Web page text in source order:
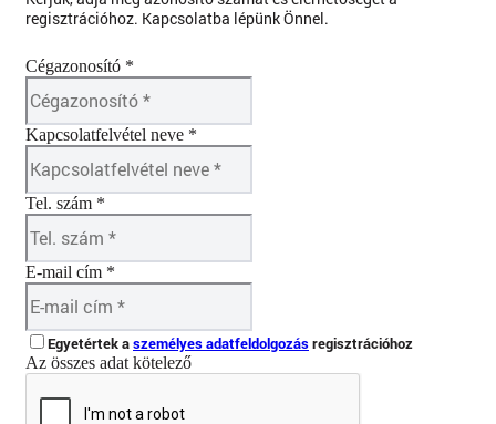
regisztrációhoz. Kapcsolatba lépünk Önnel.
Cégazonosító *
Kapcsolatfelvétel neve *
Tel. szám *
E-mail cím *
Egyetértek aszemélyes adatfeldolgozásregisztrációhoz
Az összes adat kötelező